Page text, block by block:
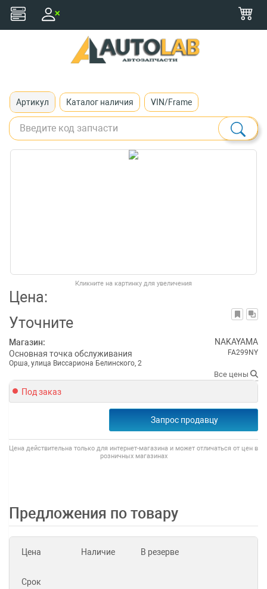
Артикул Каталог наличия VIN/Frame
Кликните на картинку для увеличения
Цена:
Уточните
Магазин:
Основная точка обслуживания
Орша, улица Виссариона Белинского, 2
NAKAYAMA
FA299NY
Все цены
Под заказ
Запрос продавцу
Цена действительна только для интернет-магазина и может отличаться от цен в
розничных магазинах
Предложения по товару
Цена Наличие В резерве
Срок